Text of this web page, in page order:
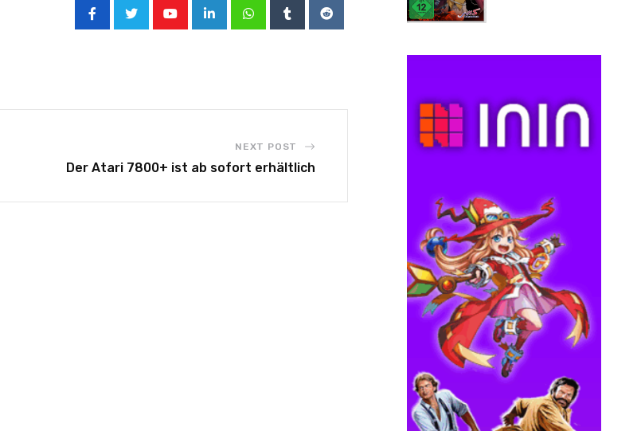
NEXT POST
Der Atari 7800+ ist ab sofort erhältlich